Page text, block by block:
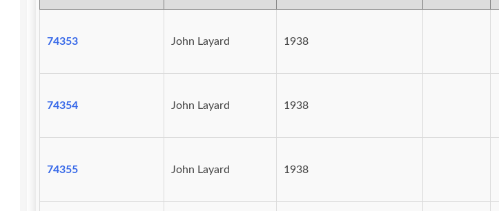
74353 John Layard 1938
74354 John Layard 1938
74355 John Layard 1938